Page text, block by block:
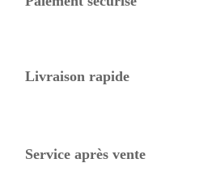
Livraison rapide
Service après vente